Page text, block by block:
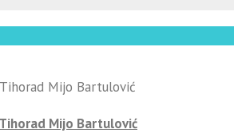
Mijo Bartulović